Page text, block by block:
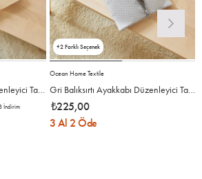
Bej Balıksırtı Ayakkabı Düzenleyici Taşıma Çantası 22 x 40 x 9 cm
İndirim
Ocean Home Textile
Gri Balıksırtı Ayakkabı Düzenleyici Taşıma Çantası 22 x 40 x 9 cm
₺225,00
3 Al 2 Öde
2